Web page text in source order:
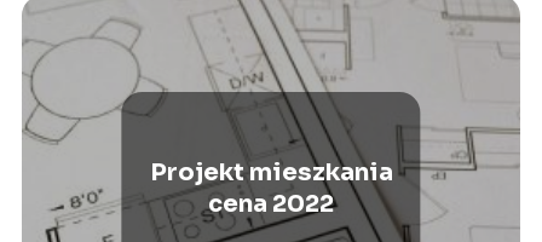
Projekt mieszkania
cena 2022